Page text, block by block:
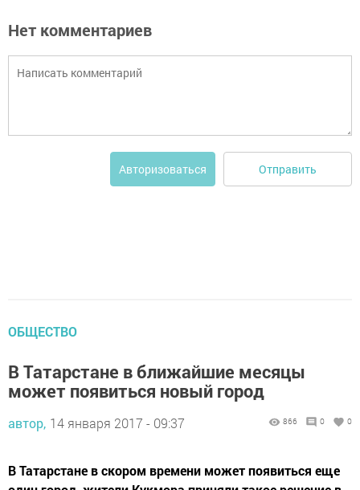
Нет комментариев
Авторизоваться Отправить
ОБЩЕСТВО
В Татарстане в ближайшие месяцы
может появиться новый город
автор, 14 января 2017 - 09:37 866 0 0
В Татарстане в скором времени может появиться еще